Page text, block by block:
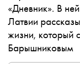
«Дневник». В
Латвии
жизни, который
Барышниковым